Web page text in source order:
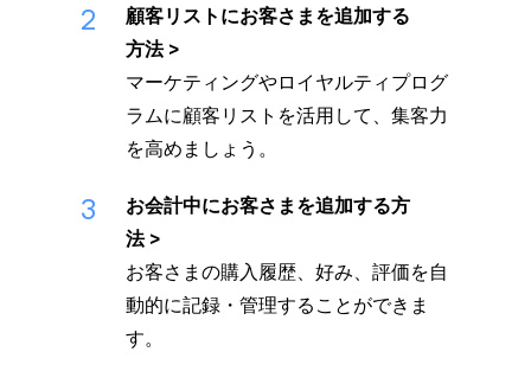
2
顧客リストにお客さまを追加する
方法
マーケティングやロイヤルティプログ
ラムに顧客リストを活用して、集客力
を高めましょう。
3
お会計中にお客さまを追加する方
法
お客さまの購入履歴、好み、評価を自
動的に記録・管理することができま
す。